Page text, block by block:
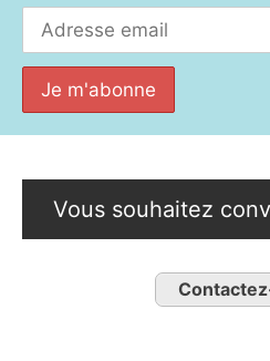
Vous souhaitez